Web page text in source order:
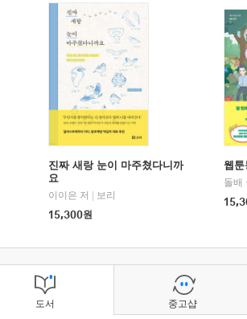
진짜 새랑 눈이 마주쳤다니까
요
이이은 저
보리
15,300원
웹
돌배
도서 중고샵